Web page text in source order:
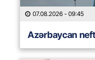
07.08.2026 - 09:45
Azərbaycan